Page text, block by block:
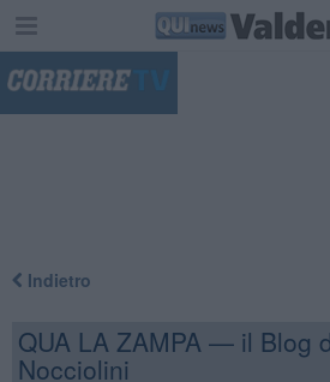
Indietro
QUA LA ZAMPA — il Blog
Nocciolini